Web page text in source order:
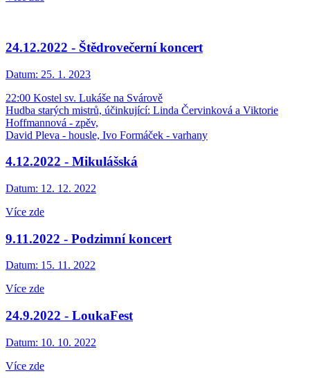
24.12.2022 - Štědrovečerní koncert
Datum: 25. 1. 2023
22:00 Kostel sv. Lukáše na Svárově
Hudba starých mistrů, účinkující: Linda Červinková a Viktorie
Hoffmannová - zpěv,
David Pleva - housle, Ivo Formáček - varhany
4.12.2022 - Mikulášská
Datum: 12. 12. 2022
Více zde
9.11.2022 - Podzimní koncert
Datum: 15. 11. 2022
Více zde
24.9.2022 - LoukaFest
Datum: 10. 10. 2022
Více zde